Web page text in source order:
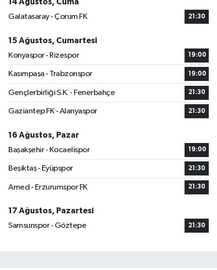
14 Ağustos, Cuma
Galatasaray - Çorum FK
21:30
15 Ağustos, Cumartesi
Konyaspor - Rizespor
19:00
Kasımpaşa - Trabzonspor 19:00
Gençlerbirliği S.K. - Fenerbahçe 21:30
Gaziantep FK - Alanyaspor 21:30
16 Ağustos, Pazar
Başakşehir - Kocaelispor
19:00
Beşiktaş - Eyüpspor 21:30
Amed - Erzurumspor FK 21:30
17 Ağustos, Pazartesi
Samsunspor - Göztepe
21:30